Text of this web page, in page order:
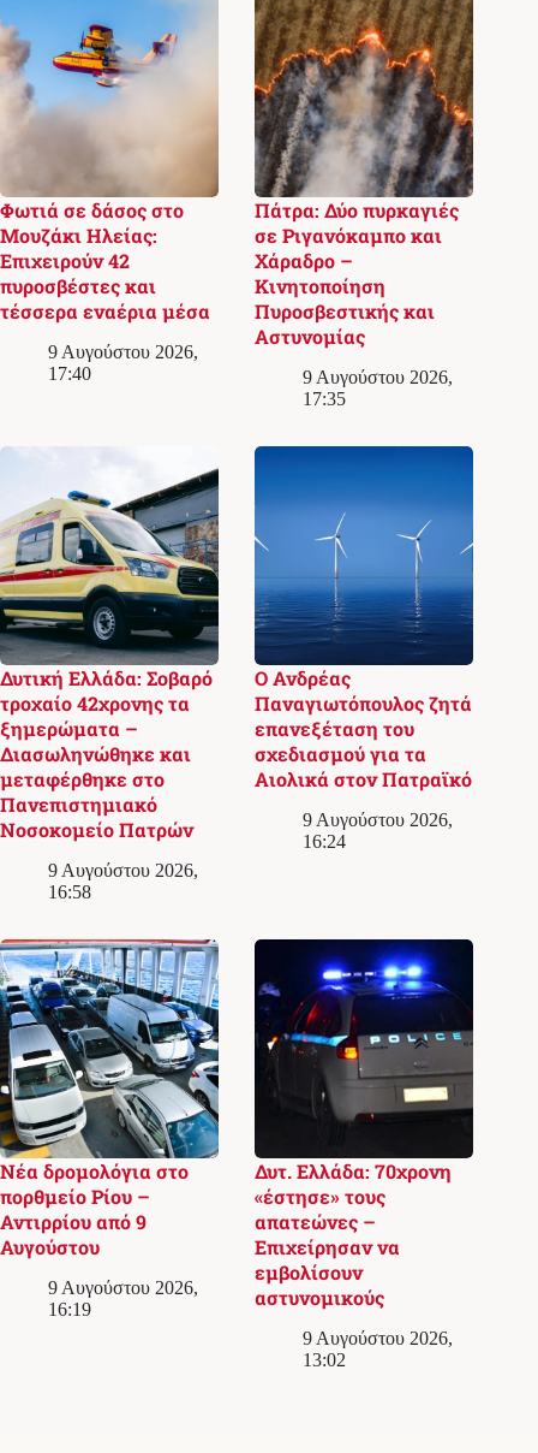
Φωτιά σε δάσος στο
Μουζάκι Ηλείας:
Επιχειρούν 42
πυροσβέστες και
τέσσερα εναέρια μέσα
9 Αυγούστου 2026,
17:40
Πάτρα: Δύο πυρκαγιές
σε Ριγανόκαμπο και
Χάραδρο –
Κινητοποίηση
Πυροσβεστικής και
Αστυνομίας
9 Αυγούστου 2026,
17:35
Δυτική Ελλάδα: Σοβαρό
τροχαίο 42χρονης τα
ξημερώματα –
Διασωληνώθηκε και
μεταφέρθηκε στο
Πανεπιστημιακό
Νοσοκομείο Πατρών
9 Αυγούστου 2026,
16:58
Ο Ανδρέας
Παναγιωτόπουλος ζητά
επανεξέταση του
σχεδιασμού για τα
Αιολικά στον Πατραϊκό
9 Αυγούστου 2026,
16:24
Νέα δρομολόγια στο
πορθμείο Ρίου –
Αντιρρίου από 9
Αυγούστου
9 Αυγούστου 2026,
16:19
Δυτ. Ελλάδα: 70χρονη
«έστησε» τους
απατεώνες –
Επιχείρησαν να
εμβολίσουν
αστυνομικούς
9 Αυγούστου 2026,
13:02